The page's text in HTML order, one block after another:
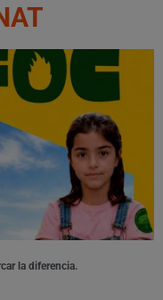
la diferencia.